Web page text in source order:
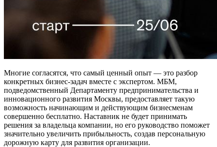
Многие согласятся, что самый ценный опыт — это разбор
конкретных бизнес-задач вместе с экспертом. МБМ,
подведомственный Департаменту предпринимательства и
инновационного развития Москвы, предоставляет такую
возможность начинающим и действующим бизнесменам
совершенно бесплатно. Наставник не будет принимать
решения за владельца компании, но его руководство поможет
значительно увеличить прибыльность, создав персональную
дорожную карту для развития организации.